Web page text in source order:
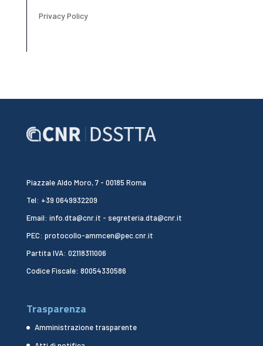
Privacy Policy
Piazzale Aldo Moro, 7 - 00185 Roma
Tel: +39 0649932209
Email: info.dta@cnr.it - segreteria.dta@cnr.it
PEC: protocollo-ammcen@pec.cnr.it
Partita IVA: 02118311006
Codice Fiscale: 80054330586
Trasparenza
Amministrazione trasparente